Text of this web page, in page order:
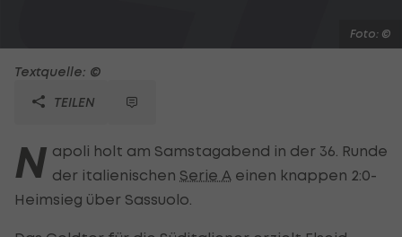
Foto: ©
Textquelle: ©
TEILEN
N apoli holt am Samstagabend in der 36. Runde
der italienischen Serie A einen knappen 2:0-
Heimsieg über Sassuolo.